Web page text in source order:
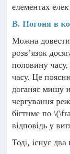
елементах
B. Погоня в
Можна
розв’язок
половину
часу. Це
доганяє мишу
чергування
бігтиме по
відповідь у
Тоді, існує